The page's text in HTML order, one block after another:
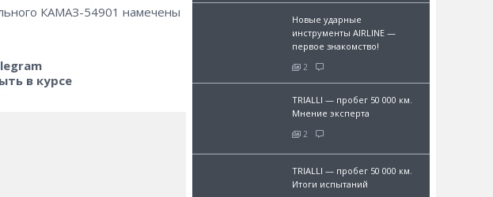
КАМАЗ-54901 намечены
в курсе
Новые ударные
инструменты AIRLINE —
первое знакомство!
2
TRIALLI — пробег 50 000 км.
Мнение эксперта
2
TRIALLI — пробег 50 000 км.
Итоги испытаний